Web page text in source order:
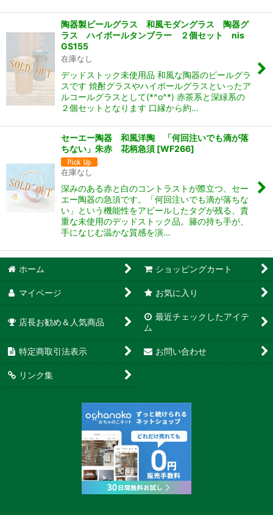
陶器製ビールグラス 和風モダングラス 陶器グ
ラス ハイボールタンブラー ２個セット nis
GS155
在庫なし
デッドストック未使用品 和風な陶器のビールグラ
スです 焼酎グラスやハイボールグラスといったア
ルコールグラスとして(*^o^*) 赤茶系と深緑系の
２個セットとなります 口縁から約…
セーエー陶器 和風洋陶 「何回注いでも滴が落
ちない」朱赤 花柄急須 [WF266]
在庫なし
深みのある赤と白のコントラストが際立つ、セー
エー陶器の急須です。「何回注いでも滴が落ちな
い」という機能性をアピールしたタグが残る、貴
重な未使用のデッドストック品。籐の持ち手が、
手になじむ温かな質感を演…
ホーム ショッピングカート
マイページ お気に入り
店長お勧め＆人気商品
最近チェックしたアイテ
ム
特定商取引法表示 お問い合わせ
リンク集